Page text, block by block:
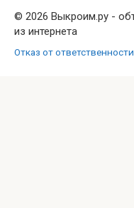
© 2026 Выкроим.ру -
из интернета
Отказ от ответственности